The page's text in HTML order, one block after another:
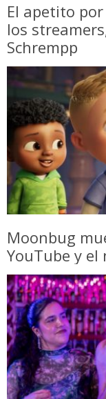
El apetito
los
Schrempp
Moonbug
YouTube y